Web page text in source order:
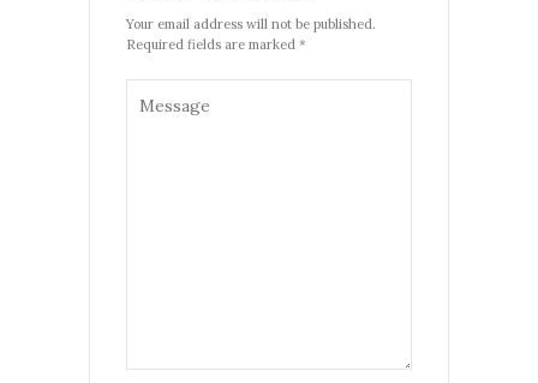
Your email address will not be published.
Required fields are marked *